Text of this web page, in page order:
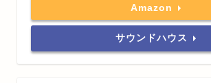
Amazon
サウンドハウス